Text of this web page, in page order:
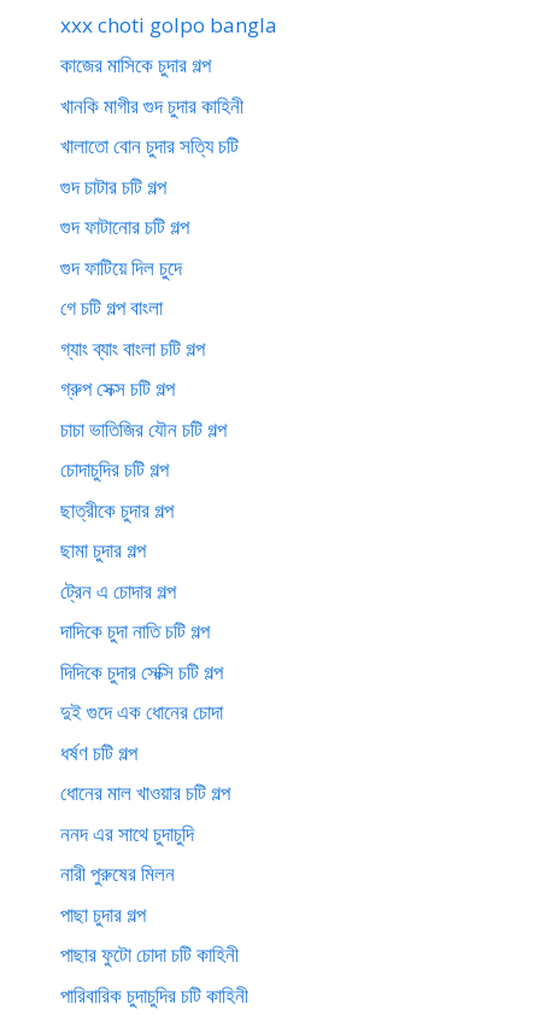
xxx choti golpo bangla
কাজের মাসিকে চুদার গল্প
খানকি মাগীর গুদ চুদার কাহিনী
খালাতো বোন চুদার সত্যি চটি
গুদ চাটার চটি গল্প
গুদ ফাটানোর চটি গল্প
গুদ ফাটিয়ে দিল চুদে
গে চটি গল্প বাংলা
গ্যাং ব্যাং বাংলা চটি গল্প
গ্রুপ সেক্স চটি গল্প
চাচা ভাতিজির যৌন চটি গল্প
চোদাচুদির চটি গল্প
ছাত্রীকে চুদার গল্প
ছামা চুদার গল্প
ট্রেন এ চোদার গল্প
দাদিকে চুদা নাতি চটি গল্প
দিদিকে চুদার সেক্সি চটি গল্প
দুই গুদে এক ধোনের চোদা
ধর্ষণ চটি গল্প
ধোনের মাল খাওয়ার চটি গল্প
ননদ এর সাথে চুদাচুদি
নারী পুরুষের মিলন
পাছা চুদার গল্প
পাছার ফুটো চোদা চটি কাহিনী
পারিবারিক চুদাচুদির চটি কাহিনী